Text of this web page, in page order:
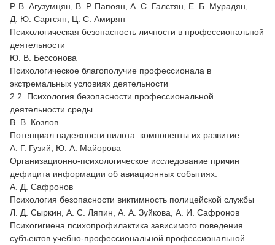
Р. В. Агузумцян, В. Р. Папоян, А. С. Галстян, Е. Б. Мурадян,
Д. Ю. Саргсян, Ц. С. Амирян
Психологическая безопасность личности в профессиональной
деятельности
Ю. В. Бессонова
Психологическое благополучие профессионала в
экстремальных условиях деятельности
2.2. Психология безопасности профессиональной
деятельности среды
В. В. Козлов
Потенциал надежности пилота: компоненты их развитие.
А. Г. Гузий, Ю. А. Майорова
Организационно-психологическое исследование причин
дефицита информации об авиационных событиях.
А. Д. Сафронов
Психология безопасности виктимность полицейской службы
Л. Д. Сыркин, А. С. Ляпин, А. А. Зуйкова, А. И. Сафронов
Психогигиена психопрофилактика зависимого поведения
субъектов учебно-профессиональной профессиональной